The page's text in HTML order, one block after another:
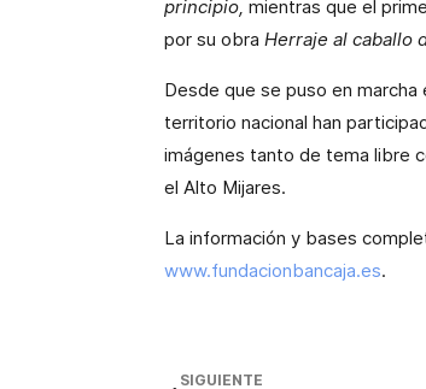
principio, mientras que el
por su obra Herraje al caballo
Desde que se puso en
territorio nacional han
imágenes tanto de tema libre
el Alto Mijares.
La información y bases
www.fundacionbancaja.es.
SIGUIENTE